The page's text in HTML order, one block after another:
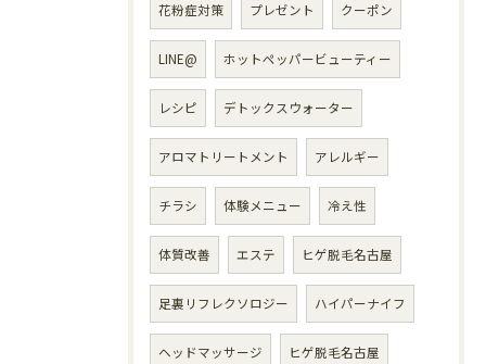
花粉症対策 プレゼント クーポン
LINE@ ホットペッパービューティー
レシピ デトックスウォーター
アロマトリートメント アレルギー
チラシ 体験メニュー 冷え性
体質改善 エステ ヒゲ脱毛名古屋
足裏リフレクソロジー ハイパーナイフ
ヘッドマッサージ ヒゲ脱毛名古屋